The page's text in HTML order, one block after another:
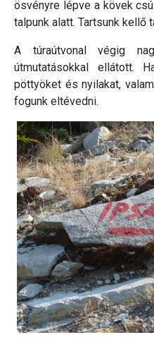
ösvényre lépve a kövek
talpunk alatt. Tartsunk kellő
A túraútvonal végig
útmutatásokkal ellátott.
pöttyöket és nyilakat,
fogunk eltévedni.